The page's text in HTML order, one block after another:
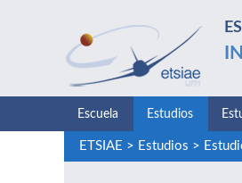
Escuela Estudios
ETSIAE > Estudios >